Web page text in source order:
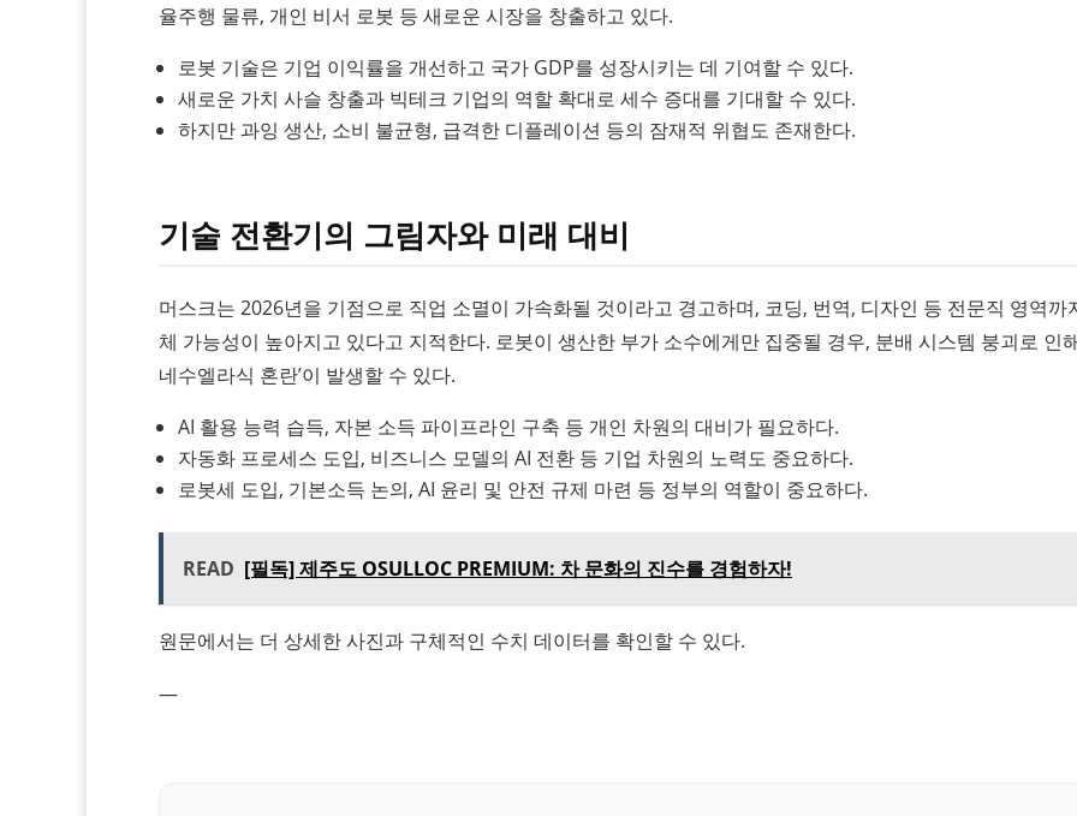
율주행 물류, 개인 비서 로봇 등 새로운 시장을 창출하고 있다.
로봇 기술은 기업 이익률을 개선하고 국가 GDP를 성장시키는 데 기여할 수 있다.
새로운 가치 사슬 창출과 빅테크 기업의 역할 확대로 세수 증대를 기대할 수 있다.
하지만 과잉 생산, 소비 불균형, 급격한 디플레이션 등의 잠재적 위협도 존재한다.
기술 전환기의 그림자와 미래 대비
머스크는 2026년을 기점으로 직업 소멸이 가속화될 것이라고 경고하며, 코딩, 번역, 디자인 등 전문직 영역까
체 가능성이 높아지고 있다고 지적한다. 로봇이 생산한 부가 소수에게만 집중될 경우, 분배 시스템 붕괴로 인
네수엘라식 혼란’이 발생할 수 있다.
AI 활용 능력 습득, 자본 소득 파이프라인 구축 등 개인 차원의 대비가 필요하다.
자동화 프로세스 도입, 비즈니스 모델의 AI 전환 등 기업 차원의 노력도 중요하다.
로봇세 도입, 기본소득 논의, AI 윤리 및 안전 규제 마련 등 정부의 역할이 중요하다.
READ [필독] 제주도 OSULLOC PREMIUM: 차 문화의 진수를 경험하자!
원문에서는 더 상세한 사진과 구체적인 수치 데이터를 확인할 수 있다.
—